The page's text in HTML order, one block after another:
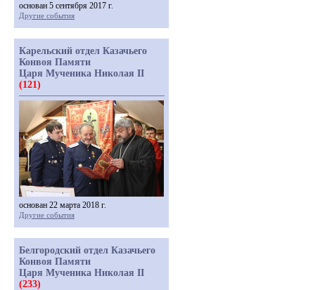
основан 5 сентября 2017 г.
Другие события
Карельский отдел Казачьего
Конвоя Памяти
Царя Мученика Николая II
(121)
основан 22 марта 2018 г.
Другие события
Белгородский отдел Казачьего
Конвоя Памяти
Царя Мученика Николая II
(233)